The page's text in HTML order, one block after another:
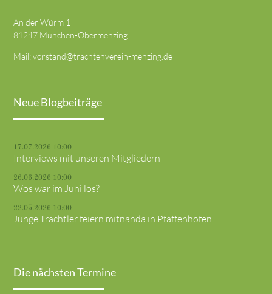
An der Würm 1
81247 München-Obermenzing
Mail:vorstand@trachtenverein-menzing.de
Neue Blogbeiträge
17.07.2026 10:00
Interviews mit unseren Mitgliedern
26.06.2026 10:00
Wos war im Juni los?
22.05.2026 10:00
Junge Trachtler feiern mitnanda in Pfaffenhofen
Die nächsten Termine